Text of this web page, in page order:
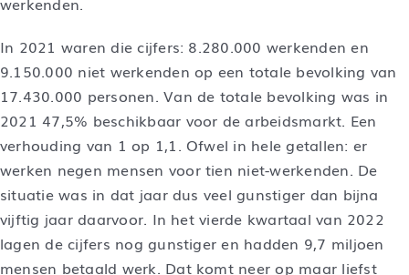
In 2021 waren die cijfers: 8.280.000 werkenden en
9.150.000 niet werkenden op een totale bevolking van
17.430.000 personen. Van de totale bevolking was in
2021 47,5% beschikbaar voor de arbeidsmarkt. Een
verhouding van 1 op 1,1. Ofwel in hele getallen: er
werken negen mensen voor tien niet-werkenden. De
situatie was in dat jaar dus veel gunstiger dan bijna
vijftig jaar daarvoor. In het vierde kwartaal van 2022
lagen de cijfers nog gunstiger en hadden 9,7 miljoen
mensen betaald werk. Dat komt neer op maar liefst